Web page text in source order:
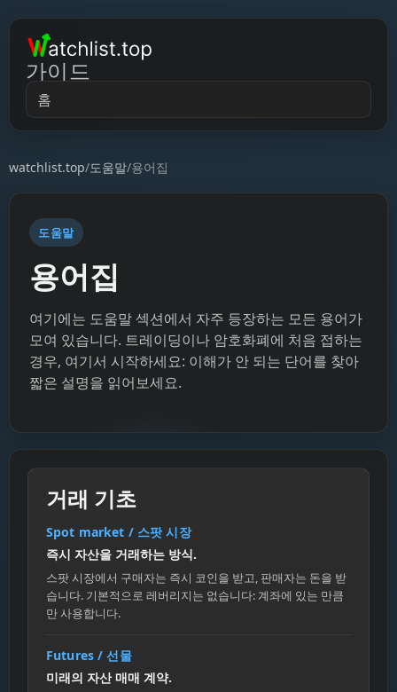
가이드
홈
watchlist.top/도움말/용어집
도움말
용어집
여기에는 도움말 섹션에서 자주 등장하는 모든 용어가
모여 있습니다. 트레이딩이나 암호화폐에 처음 접하는
경우, 여기서 시작하세요: 이해가 안 되는 단어를 찾아
짧은 설명을 읽어보세요.
거래 기초
Spot market / 스팟 시장
즉시 자산을 거래하는 방식.
스팟 시장에서 구매자는 즉시 코인을 받고, 판매자는 돈을 받
습니다. 기본적으로 레버리지는 없습니다: 계좌에 있는 만큼
만 사용합니다.
Futures / 선물
미래의 자산 매매 계약.